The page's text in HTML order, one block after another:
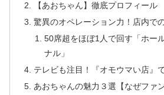
【あおちゃん】徹底プロフィール
驚異のオペレーション力！店内で
50席超をほぼ1人で回す「ホー
ナル」
テレビも注目！『オモウマい店』
あおちゃんの魅力３選【なぜファ